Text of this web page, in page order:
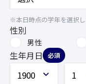
※本日時点の学年を選択し
性別
男性
生年月日 必須